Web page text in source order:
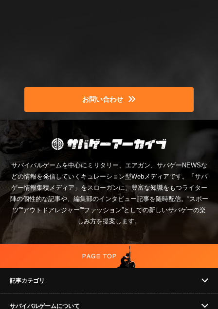
お問い合わせ
サバイバルゲームを中心にミリタリー、エアガン、サバゲーNEWSな
どの情報を発信していくキュレーション型Webメディアです。「サバ
ゲー情報集積メディア」をスローガンに、豊富な知識をもつライター
陣の個性的な記事や、編集部のインタビュー記事を随時配信。“スポー
ツ”“アウトドアレジャー”“ファッション”としての新しいサバゲーの楽
しみ方を提案します。
記事カテゴリ
NEWS
サバイバルゲームについて